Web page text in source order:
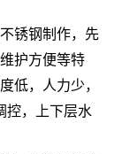
锈钢制作，先
护方便等特
低，人力少，
控，上下层水